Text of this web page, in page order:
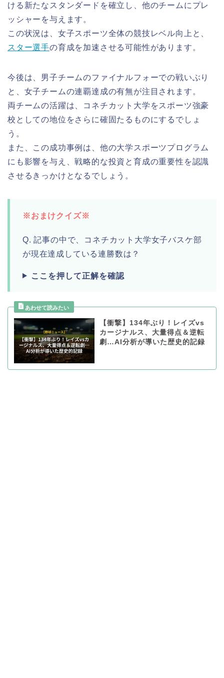
ける新たなスタンダードを確立し、他のチームにプレ
ッシャーを与えます。
この状況は、女子スポーツ全体の競技レベル向上と、
スター選手の育成を加速させる可能性があります。
今後は、男子チームのファイナルフォーでの戦いぶり
と、女子チームの連覇達成の有無が注目されます。
両チームの活躍は、コネチカット大学をスポーツ強豪
校としての地位をさらに確固たるものにするでしょ
う。
また、この成功事例は、他の大学スポーツプログラム
にも影響を与え、戦略的な投資と育成の重要性を認識
させるきっかけとなるでしょう。
※おまけクイズ※
Q. 記事の中で、コネチカット大学女子バスケ部
が現在達成している連勝数は？
ここを押して正解を確認
【衝撃】134年ぶり！レイズvs
カージナルス、大量得点＆逆転
劇…AI分析が導いた歴史的記録